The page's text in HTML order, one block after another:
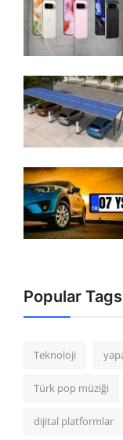
Popular Tags
Teknoloji
Türk pop müziği
dijital platformlar